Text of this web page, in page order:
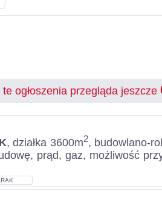
ogłoszenia przegląda jeszcze
, działka 3600m2, budowlano-
prąd, gaz, możliwość